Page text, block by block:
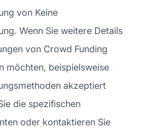
von Keine
Wenn Sie weitere Details
von Crowd Funding
möchten, beispielsweise
akzeptiert
die spezifischen
oder kontaktieren Sie